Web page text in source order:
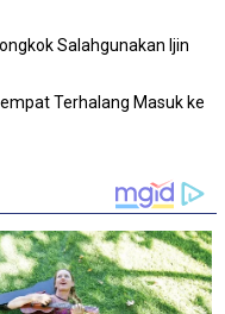
Salahgunakan Ijin
Terhalang Masuk ke